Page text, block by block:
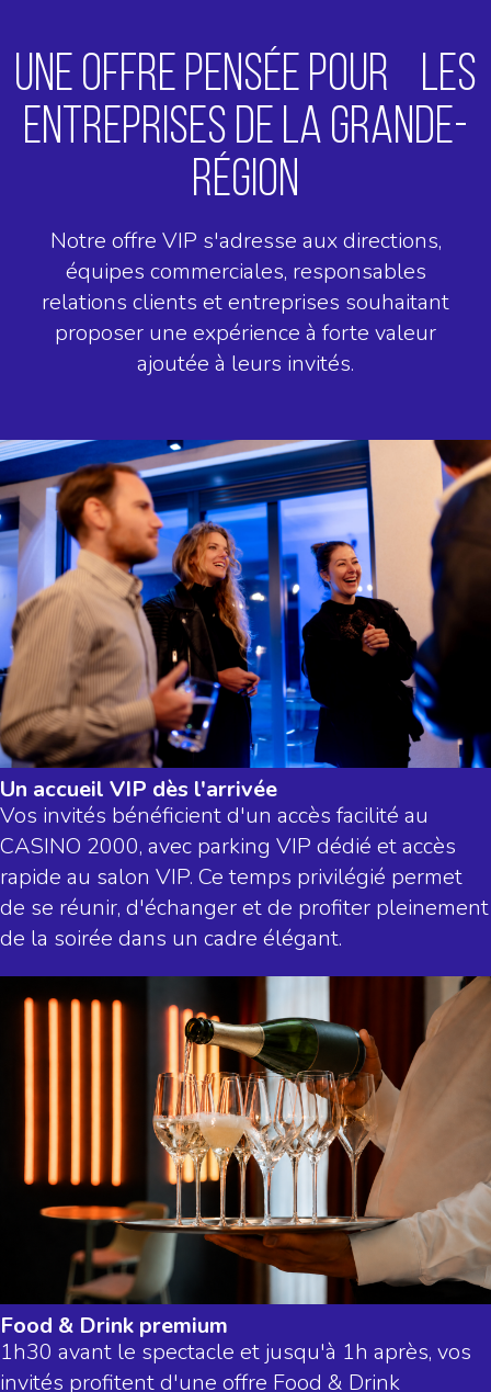
UNE OFFRE PENSÉE POUR LES
ENTREPRISES DE LA GRANDE-
RÉGION
Notre offre VIP s'adresse aux directions,
équipes commerciales, responsables
relations clients et entreprises souhaitant
proposer une expérience à forte valeur
ajoutée à leurs invités.
Un accueil VIP dès l'arrivée
Vos invités bénéficient d'un accès facilité au
CASINO 2000, avec parking VIP dédié et accès
rapide au salon VIP. Ce temps privilégié permet
de se réunir, d'échanger et de profiter pleinement
de la soirée dans un cadre élégant.
Food & Drink premium
1h30 avant le spectacle et jusqu'à 1h après, vos
invités profitent d'une offre Food & Drink